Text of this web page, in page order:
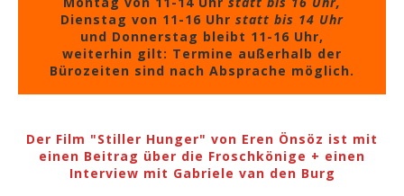
Dienstag von 11-16 Uhr statt bis 14 Uhr
und Donnerstag bleibt 11-16 Uhr,
weiterhin gilt: Termine außerhalb der
Bürozeiten sind nach Absprache möglich.
Der Film "Stiller Hunger" von Eren Önsöz ist mit
einen Beitrag über die Froschkönige + einen
Interview mit Gabriele van den Burg